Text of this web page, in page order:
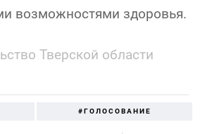
возможностями здоровья.
Тверской области
#ГОЛОСОВАНИЕ